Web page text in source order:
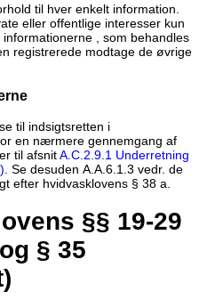
til hver enkelt information.
eller offentlige interesser kun
, som behandles
registrerede modtage de øvrige
til indsigtsretten i
en nærmere gennemgang af
til afsnitA.C.2.9.1 Underretning
. Se desuden A.A.6.1.3 vedr. de
efter hvidvasklovens § 38 a.
§§ 19-29
§ 35